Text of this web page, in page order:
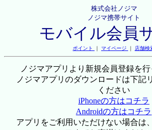
株式会社ノジマ
ノジマ携帯サイト
モバイル会員
ポイント ｜ マイページ ｜ 店舗検
ノジマアプリより新規会員登録を行
ノジマアプリのダウンロードは下記
ください
iPhoneの方はコチラ
Androidの方はコチラ
アプリをご利用いただけない場合は